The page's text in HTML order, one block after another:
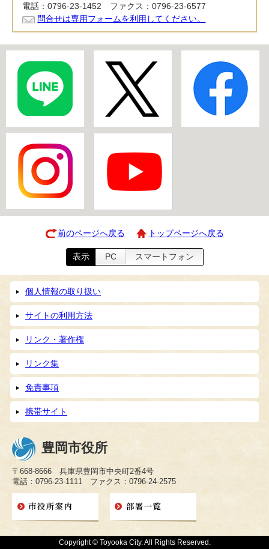
電話：0796-23-1452 ファクス：0796-23-6577
問合せは専用フォームを利用してください。
前のページへ戻る トップページへ戻る
表示 PC スマートフォン
個人情報の取り扱い
サイトの利用方法
リンク・著作権
リンク集
免責事項
携帯サイト
豊岡市役所
〒668-8666 兵庫県豊岡市中央町2番4号
電話：0796-23-1111 ファクス：0796-24-2575
Copyright © Toyooka City. All Rights Reserved.